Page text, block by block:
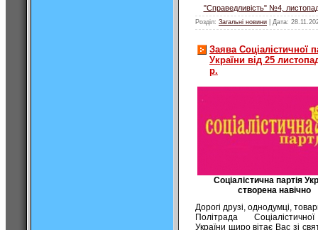
"Справедливість" №4,
Розділ: Загальні новини | Дата:
Заява Соціалістичної
України від 25
р.
Соціалістична партія
створена навічно
Дорогі друзі, однодумці,
Політрада
України щиро вітає Вас зі